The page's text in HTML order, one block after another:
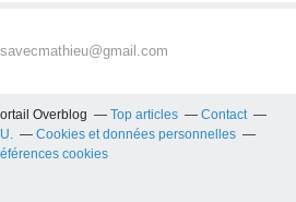
Overblog Top articles
Contact
Cookies et données personnelles
cookies